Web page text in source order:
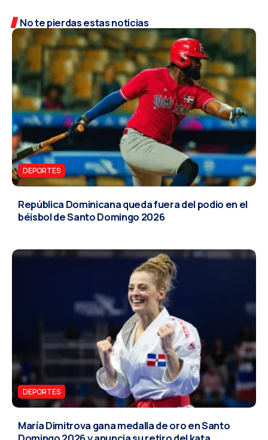
No te pierdas estas noticias
DEPORTES
República Dominicana queda fuera del podio en el
béisbol de Santo Domingo 2026
DEPORTES
María Dimitrova gana medalla de oro en Santo